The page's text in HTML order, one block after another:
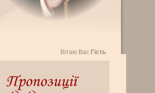
Вітаю Вас Гість